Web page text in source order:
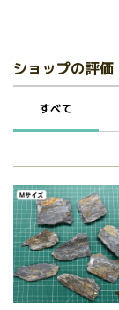
ショップの評価
すべて